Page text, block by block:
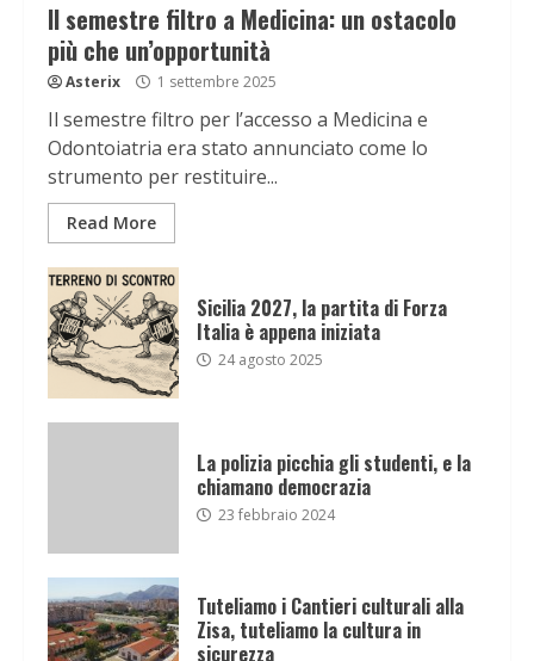
Il semestre filtro a Medicina: un ostacolo
più che un’opportunità
Asterix 1 settembre 2025
Il semestre filtro per l’accesso a Medicina e
Odontoiatria era stato annunciato come lo
strumento per restituire...
Read More
Sicilia 2027, la partita di Forza
Italia è appena iniziata
24 agosto 2025
La polizia picchia gli studenti, e la
chiamano democrazia
23 febbraio 2024
Tuteliamo i Cantieri culturali alla
Zisa, tuteliamo la cultura in
sicurezza